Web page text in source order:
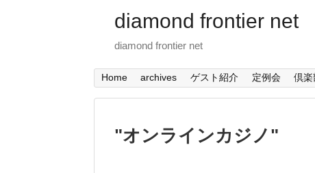
diamond frontier net
diamond frontier net
Home archives ゲスト紹介 定例会 倶
"オンラインカジノ "